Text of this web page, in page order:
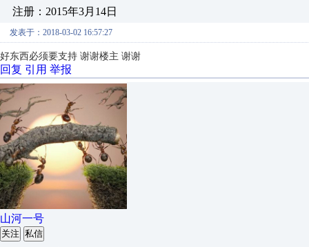
注册：2015年3月14日
发表于：2018-03-02 16:57:27
好东西必须要支持 谢谢楼主 谢谢
回复 引用 举报
山河一号
关注 私信